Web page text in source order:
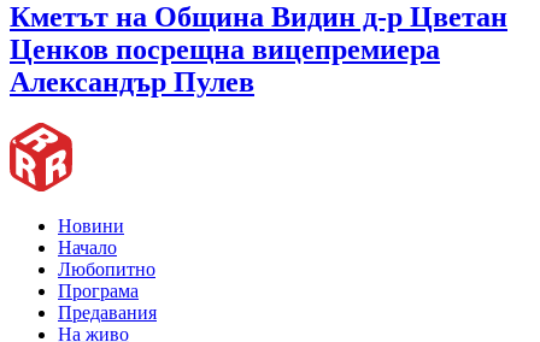
Кметът на Община Видин д-р Цветан
Ценков посрещна вицепремиера
Александър Пулев
Новини
Начало
Любопитно
Програма
Предавания
На живо